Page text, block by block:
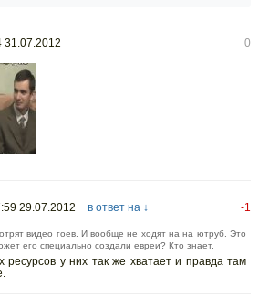
31.07.2012 0
29.07.2012 в ответ на ↓ -1
видео гоев. И вообще не ходят на на ютруб. Это
его специально создали евреи? Кто знает.
ресурсов у них так же хватает и правда там